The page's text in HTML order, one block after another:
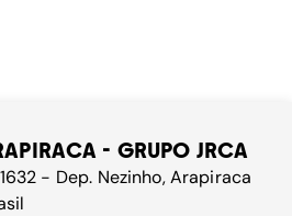
- GRUPO JRCA
- Dep. Nezinho, Arapiraca